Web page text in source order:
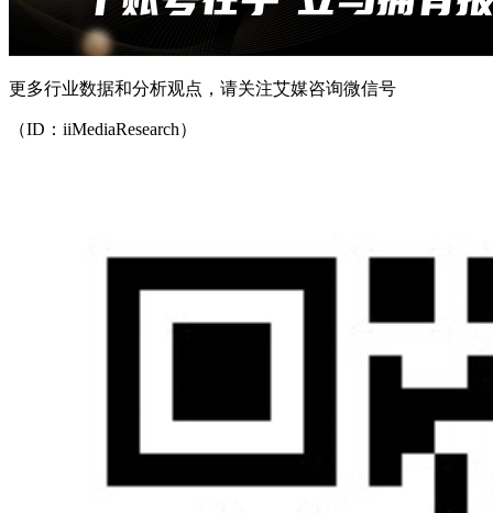
更多行业数据和分析观点，请关注艾媒咨询微信号
（ID：iiMediaResearch）